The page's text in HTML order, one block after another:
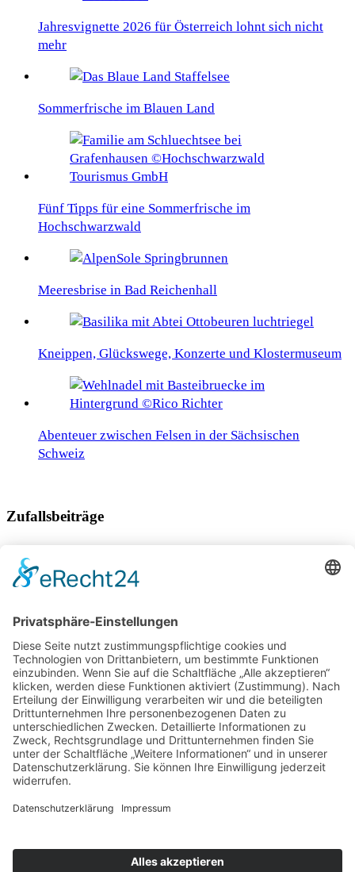
Jahresvignette 2026 für Österreich lohnt sich nicht
mehr
Sommerfrische im Blauen Land
Fünf Tipps für eine Sommerfrische im
Hochschwarzwald
Meeresbrise in Bad Reichenhall
Kneippen, Glückswege, Konzerte und Klostermuseum
Abenteuer zwischen Felsen in der Sächsischen
Schweiz
Zufallsbeiträge
Schöne Campingplätze für Hunde
B&B hat Hotel in Mittenwald mit Alpenblick eröffnet
Trentino – Das Land der 300 Seen